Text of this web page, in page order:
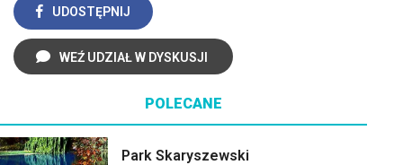
UDOSTĘPNIJ
WEŹ UDZIAŁ W DYSKUSJI
POLECANE
Park Skaryszewski